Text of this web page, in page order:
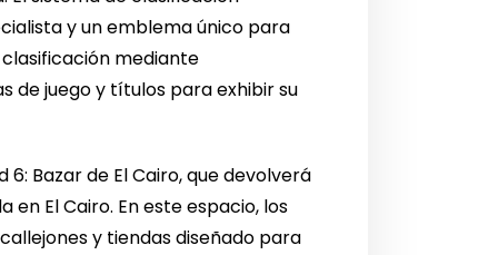
y un emblema único para
mediante
de juego y títulos para exhibir su
Bazar de El Cairo, que devolverá
El Cairo. En este espacio, los
y tiendas diseñado para